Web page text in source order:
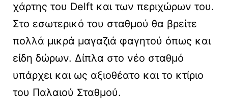
χάρτης του Delft και των περιχώρων του.
Στο εσωτερικό του σταθμού θα βρείτε
πολλά μικρά μαγαζιά φαγητού όπως και
είδη δώρων. Δίπλα στο νέο σταθμό
υπάρχει και ως αξιοθέατο και το κτίριο
του Παλαιού Σταθμού.